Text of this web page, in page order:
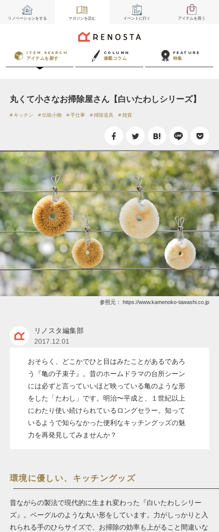
リノベーションをする マガジンを読む イベント に行く アイテムを買う
ITEM SEARCH
アイテムを探す
COLUMN
連載コラム
FEATURE
特集
丸くて小さなお掃除屋さん【白いたわしシリーズ】
キッチン 伝統小物 手仕事 掃除道具 雑貨
参照元： https://www.kamenoko-tawashi.co.jp
リノスタ編集部
2017.12.01
おそらく、どこかでひと目はみたことがあるであろ
う『亀の子束子』。昔のホームドラマの台所シーン
には必ずと言っていいほど映っている亀のような形
をした「たわし」です。明治〜平成と、１世紀以上
にわたり使い続けられているロングセラー。知って
いるようで知らなかった便利なキッチングッズの魅
力を再発見してみませんか？
環境に優しい、キッチングッズ
昔ながらの製法で現代的に生まれ変わった『白いたわしシリー
ズ』。ベーグルのような丸い形をしています。力がしっかりと入
れられる手のひらサイズで、お掃除の効率も上がること間違いな